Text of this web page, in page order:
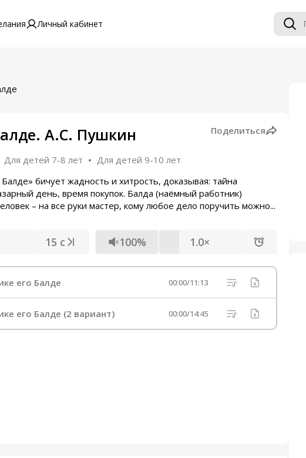
Личный кабинет
А.С. Пушкин Поделиться
Для детей 7-8 лет
Для детей 9-10 лет
бичует жадность и хитрость, доказывая: тайна
день, время покупок. Балда (наёмный работник)
– на все руки мастер, кому любое дело поручить можно...
15 с 100% 1.0×
его Балде 00:00/11:13
его Балде (2 вариант) 00:00/14:45